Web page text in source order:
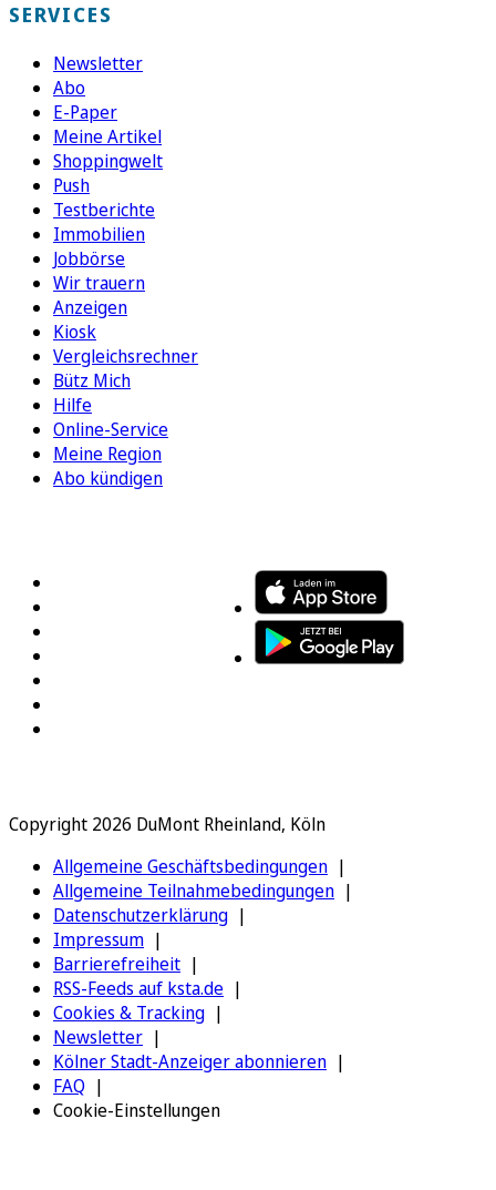
SERVICES
Newsletter
Abo
E-Paper
Meine Artikel
Shoppingwelt
Push
Testberichte
Immobilien
Jobbörse
Wir trauern
Anzeigen
Kiosk
Vergleichsrechner
Bütz Mich
Hilfe
Online-Service
Meine Region
Abo kündigen
Copyright 2026 DuMont Rheinland, Köln
Allgemeine Geschäftsbedingungen
Allgemeine Teilnahmebedingungen
Datenschutzerklärung
Impressum
Barrierefreiheit
RSS-Feeds auf ksta.de
Cookies & Tracking
Newsletter
Kölner Stadt-Anzeiger abonnieren
FAQ
Cookie-Einstellungen